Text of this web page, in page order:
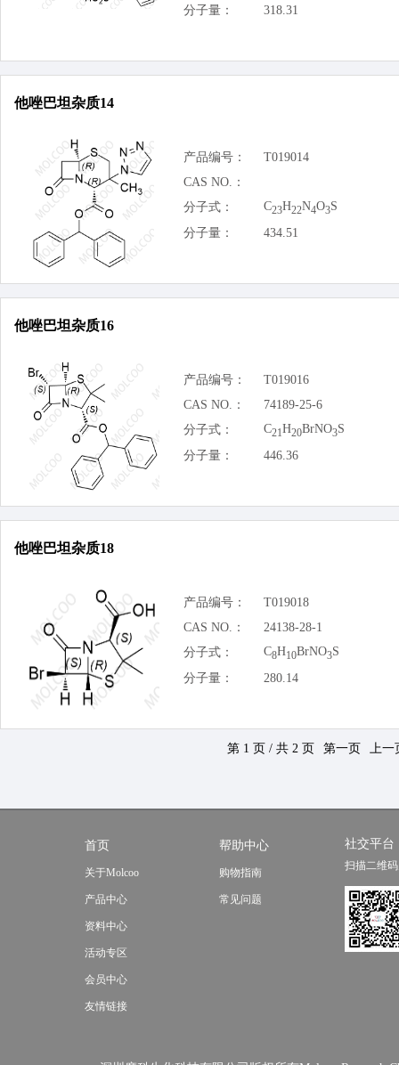
分子量：
318.31
他唑巴坦杂质14
产品编号：
T019014
CAS NO.：
分子式：
C23H22N4O3S
分子量：
434.51
他唑巴坦杂质16
产品编号：
T019016
CAS NO.：
74189-25-6
分子式：
C21H20BrNO3S
分子量：
446.36
他唑巴坦杂质18
产品编号：
T019018
CAS NO.：
24138-28-1
分子式：
C8H10BrNO3S
分子量：
280.14
第 1 页 / 共 2 页 第一页 上一
首页
关于Molcoo
产品中心
资料中心
活动专区
会员中心
友情链接
帮助中心
购物指南
常见问题
社交平台
扫描二维